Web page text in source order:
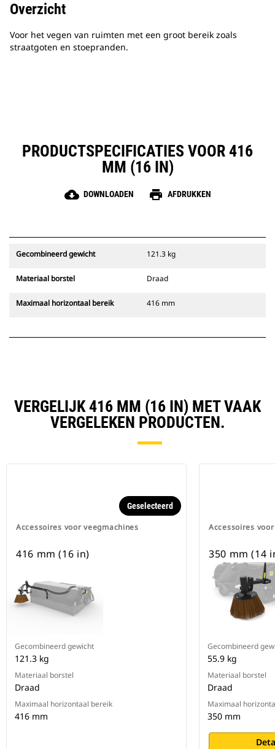
Overzicht
Voor het vegen van ruimten met een groot bereik zoals
straatgoten en stoepranden.
PRODUCTSPECIFICATIES VOOR 416
MM (16 IN)
cloud_download DOWNLOADEN print AFDRUKKEN
Gecombineerd gewicht 121.3 kg
Materiaal borstel Draad
Maximaal horizontaal bereik 416 mm
VERGELIJK 416 MM (16 IN) MET VAAK
VERGELEKEN PRODUCTEN.
Accessoires voor veegmachines
Geselecteerd
416 mm (16 in)
Gecombineerd gewicht
121.3 kg
Materiaal borstel
Draad
Maximaal horizontaal bereik
416 mm
Accessoires
350 mm (14
Gecombineerd
55.9 kg
Materiaal borstel
Draad
Maximaal
350 mm